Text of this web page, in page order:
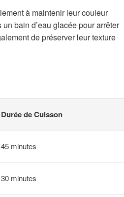
à maintenir leur couleur
bain d’eau glacée pour arrêter
de préserver leur texture
Durée de Cuisson
45 minutes
30 minutes